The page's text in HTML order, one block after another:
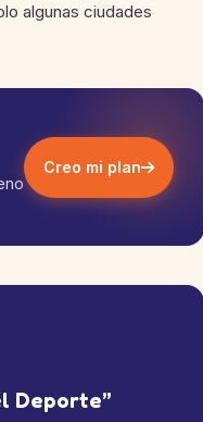
algunas ciudades
Creo mi plan
Deporte”